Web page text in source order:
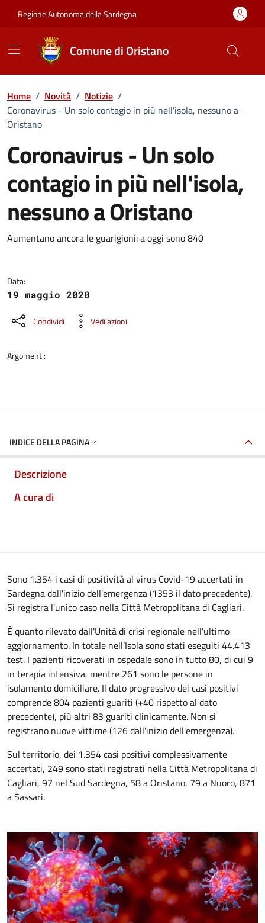
Regione Autonoma della Sardegna
Comune di Oristano
Home / Novità / Notizie /
Coronavirus - Un solo contagio in più nell'isola, nessuno a
Oristano
Coronavirus - Un solo
contagio in più nell'isola,
nessuno a Oristano
Dettagli della notizia
Aumentano ancora le guarigioni: a oggi sono 840
Data:
19 maggio 2020
Condividi Vedi azioni
Argomenti:
INDICE DELLA PAGINA
Descrizione
A cura di
Sono 1.354 i casi di positività al virus Covid-19 accertati in
Sardegna dall'inizio dell'emergenza (1353 il dato precedente).
Si registra l'unico caso nella Città Metropolitana di Cagliari.
È quanto rilevato dall'Unità di crisi regionale nell'ultimo
aggiornamento. In totale nell’Isola sono stati eseguiti 44.413
test. I pazienti ricoverati in ospedale sono in tutto 80, di cui 9
in terapia intensiva, mentre 261 sono le persone in
isolamento domiciliare. Il dato progressivo dei casi positivi
comprende 804 pazienti guariti (+40 rispetto al dato
precedente), più altri 83 guariti clinicamente. Non si
registrano nuove vittime (126 dall'inizio dell'emergenza).
Sul territorio, dei 1.354 casi positivi complessivamente
accertati, 249 sono stati registrati nella Città Metropolitana di
Cagliari, 97 nel Sud Sardegna, 58 a Oristano, 79 a Nuoro, 871
a Sassari.